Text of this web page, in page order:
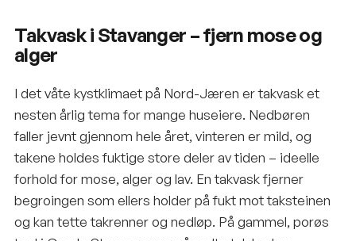
Takvask i Stavanger – fjern mose og
alger
I det våte kystklimaet på Nord-Jæren er takvask et
nesten årlig tema for mange huseiere. Nedbøren
faller jevnt gjennom hele året, vinteren er mild, og
takene holdes fuktige store deler av tiden – ideelle
forhold for mose, alger og lav. En takvask fjerner
begroingen som ellers holder på fukt mot taksteinen
og kan tette takrenner og nedløp. På gammel, porøs